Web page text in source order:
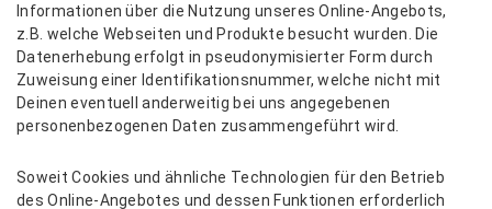
Informationen über die Nutzung unseres Online-Angebots,
z.B. welche Webseiten und Produkte besucht wurden. Die
Datenerhebung erfolgt in pseudonymisierter Form durch
Zuweisung einer Identifikationsnummer, welche nicht mit
Deinen eventuell anderweitig bei uns angegebenen
personenbezogenen Daten zusammengeführt wird.
Soweit Cookies und ähnliche Technologien für den Betrieb
des Online-Angebotes und dessen Funktionen erforderlich